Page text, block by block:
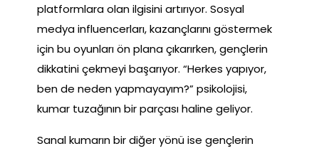
platformlara olan ilgisini artırıyor. Sosyal
medya influencerları, kazançlarını göstermek
için bu oyunları ön plana çıkarırken, gençlerin
dikkatini çekmeyi başarıyor. “Herkes yapıyor,
ben de neden yapmayayım?” psikolojisi,
kumar tuzağının bir parçası haline geliyor.
Sanal kumarın bir diğer yönü ise gençlerin